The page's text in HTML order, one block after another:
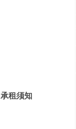
承租须知